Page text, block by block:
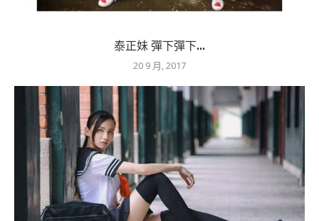
泰正妹 彈下彈下...
20 9 月, 2017